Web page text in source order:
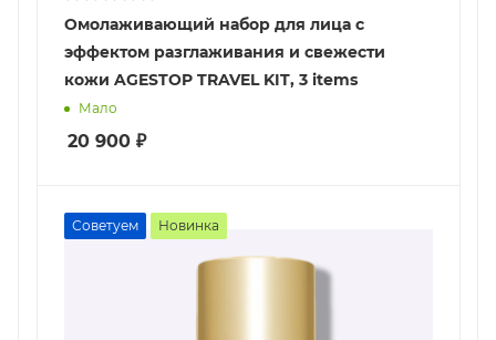
Омолаживающий набор для лица с
эффектом разглаживания и свежести
кожи AGESTOP TRAVEL KIT, 3 items
Мало
20 900 ₽
Советуем Новинка